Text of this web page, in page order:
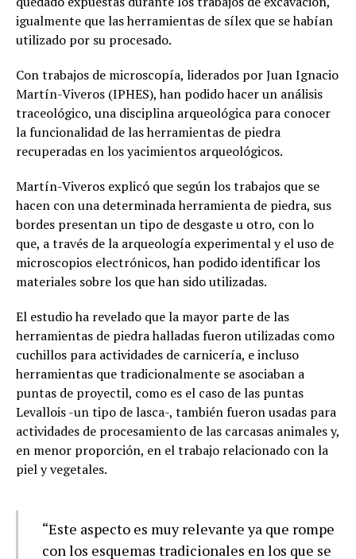
igualmente que las herramientas de sílex que se habían
utilizado por su procesado.
Con trabajos de microscopía, liderados por Juan Ignacio
Martín-Viveros (IPHES), han podido hacer un análisis
traceológico, una disciplina arqueológica para conocer
la funcionalidad de las herramientas de piedra
recuperadas en los yacimientos arqueológicos.
Martín-Viveros explicó que según los trabajos que se
hacen con una determinada herramienta de piedra, sus
bordes presentan un tipo de desgaste u otro, con lo
que, a través de la arqueología experimental y el uso de
microscopios electrónicos, han podido identificar los
materiales sobre los que han sido utilizadas.
El estudio ha revelado que la mayor parte de las
herramientas de piedra halladas fueron utilizadas como
cuchillos para actividades de carnicería, e incluso
herramientas que tradicionalmente se asociaban a
puntas de proyectil, como es el caso de las puntas
Levallois -un tipo de lasca-, también fueron usadas para
actividades de procesamiento de las carcasas animales y,
en menor proporción, en el trabajo relacionado con la
piel y vegetales.
“Este aspecto es muy relevante ya que rompe
con los esquemas tradicionales en los que se